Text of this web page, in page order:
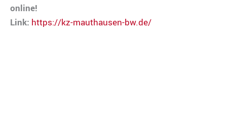
online!
Link: https://kz-mauthausen-bw.de/